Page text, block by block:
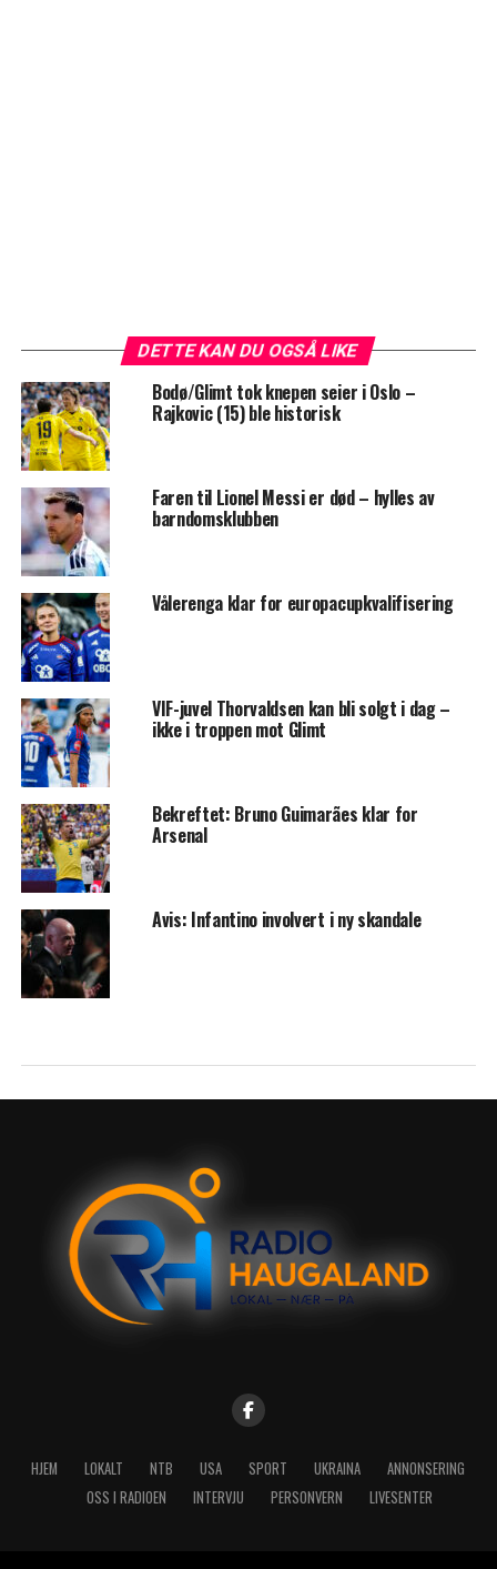
DETTE KAN DU OGSÅ LIKE
Bodø/Glimt tok knepen seier i Oslo –
Rajkovic (15) ble historisk
Faren til Lionel Messi er død – hylles av
barndomsklubben
Vålerenga klar for europacupkvalifisering
VIF-juvel Thorvaldsen kan bli solgt i dag –
ikke i troppen mot Glimt
Bekreftet: Bruno Guimarães klar for
Arsenal
Avis: Infantino involvert i ny skandale
HJEM LOKALT NTB USA SPORT UKRAINA
ANNONSERING
OSS I RADIOEN
INTERVJU PERSONVERN LIVESENTER